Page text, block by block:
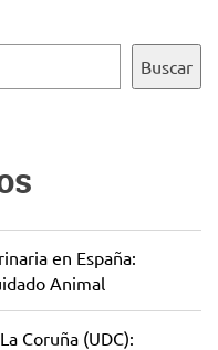
Buscar
en España:
Animal
Coruña (UDC):